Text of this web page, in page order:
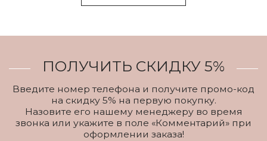
ПОЛУЧИТЬ СКИДКУ 5%
Введите номер телефона и получите промо-код
на скидку 5% на первую покупку.
Назовите его нашему менеджеру во время
звонка или укажите в поле «Комментарий» при
оформлении заказа!